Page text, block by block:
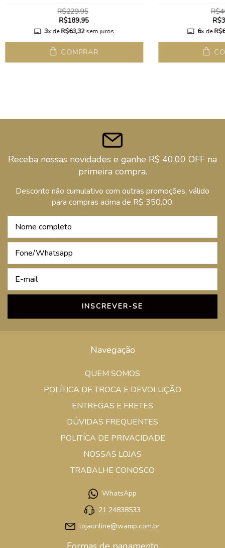
R$229,95
R$189,95
3x deR$63,32sem juros
COMPRAR
6x de
Receba nossas novidades e ganhe R$ 40,00 OFF na
primeira compra.
Desconto não cumulativo com outras promoções, válido
para compras acima de R$ 350,00.
Navegação
QUEM SOMOS
POLÍTICA DE TROCA E DEVOLUÇÃO
ENTREGAS E FRETES
DÚVIDAS FREQUENTES
POLITÍCA DE PRIVACIDADE
NOSSAS LOJAS
TRABALHE CONOSCO
WhatsApp
21 24838533
lojaonline@wamp.com.br